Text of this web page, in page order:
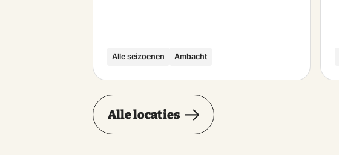
Alle seizoenen Ambacht
Alle locaties